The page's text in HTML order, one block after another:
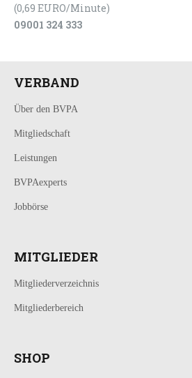
(0,69 EURO/Minute)
09001 324 333
VERBAND
Über den BVPA
Mitgliedschaft
Leistungen
BVPAexperts
Jobbörse
MITGLIEDER
Mitgliederverzeichnis
Mitgliederbereich
SHOP